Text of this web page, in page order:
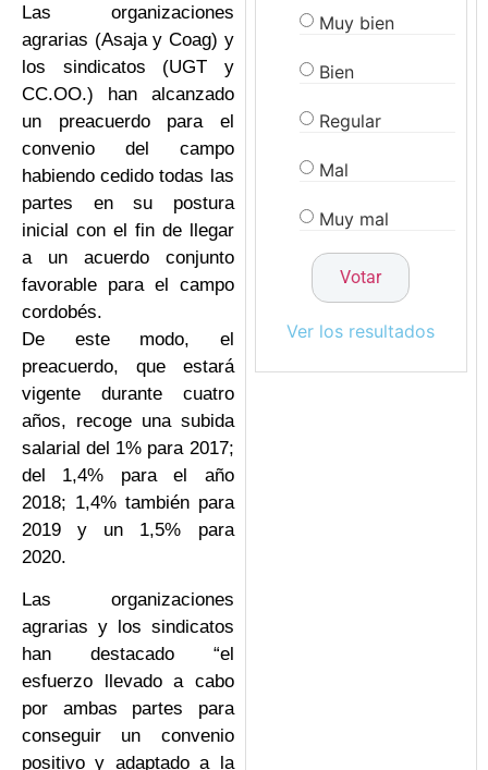
Las organizaciones
agrarias (Asaja y Coag) y
los sindicatos (UGT y
CC.OO.) han alcanzado
un preacuerdo para el
convenio del campo
habiendo cedido todas las
partes en su postura
inicial con el fin de llegar
a un acuerdo conjunto
favorable para el campo
cordobés.
De este modo, el
preacuerdo, que estará
vigente durante cuatro
años, recoge una subida
salarial del 1% para 2017;
del 1,4% para el año
2018; 1,4% también para
2019 y un 1,5% para
2020.
Las organizaciones
agrarias y los sindicatos
han destacado “el
esfuerzo llevado a cabo
por ambas partes para
conseguir un convenio
positivo y adaptado a la
Muy bien
Bien
Regular
Mal
Muy mal
Ver los resultados